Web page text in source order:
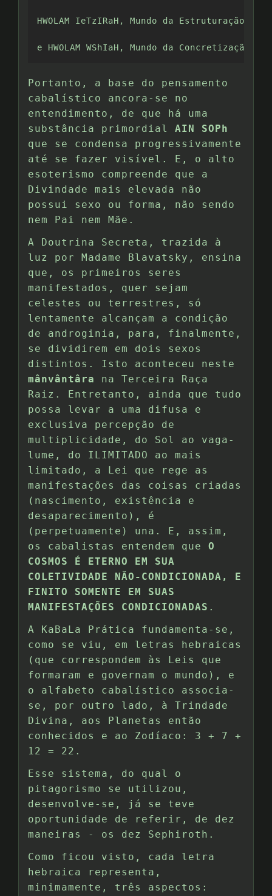
HWOLAM IeTzIRaH, Mundo da Estruturação
e HWOLAM WShIaH, Mundo da Concretização
Portanto, a base do pensamento
cabalístico ancora-se no
entendimento, de que há uma
substância primordial AIN SOPh
que se condensa progressivamente
até se fazer visível. E, o alto
esoterismo compreende que a
Divindade mais elevada não
possui sexo ou forma, não sendo
nem Pai nem Mãe.
A Doutrina Secreta, trazida à
luz por Madame Blavatsky, ensina
que, os primeiros seres
manifestados, quer sejam
celestes ou terrestres, só
lentamente alcançam a condição
de androginia, para, finalmente,
se dividirem em dois sexos
distintos. Isto aconteceu neste
mânvântâra
na Terceira Raça
Raiz. Entretanto, ainda que tudo
possa levar a uma difusa e
exclusiva percepção de
multiplicidade, do Sol ao vaga-
lume, do ILIMITADO ao mais
limitado, a Lei que rege as
manifestações das coisas criadas
(nascimento, existência e
desaparecimento), é
(perpetuamente) una. E, assim,
os cabalistas entendem que O
COSMOS É ETERNO EM SUA
COLETIVIDADE NÃO-CONDICIONADA, E
FINITO SOMENTE EM SUAS
MANIFESTAÇÕES CONDICIONADAS .
A KaBaLa Prática fundamenta-se,
como se viu, em letras hebraicas
(que correspondem às Leis que
formaram e governam o mundo), e
o alfabeto cabalístico associa-
se, por outro lado, à Trindade
Divina, aos Planetas então
conhecidos e ao Zodíaco: 3 + 7 +
12 = 22.
Esse sistema, do qual o
pitagorismo se utilizou,
desenvolve-se, já se teve
oportunidade de referir, de dez
maneiras - os dez Sephiroth.
Como ficou visto, cada letra
hebraica representa,
minimamente, três aspectos: